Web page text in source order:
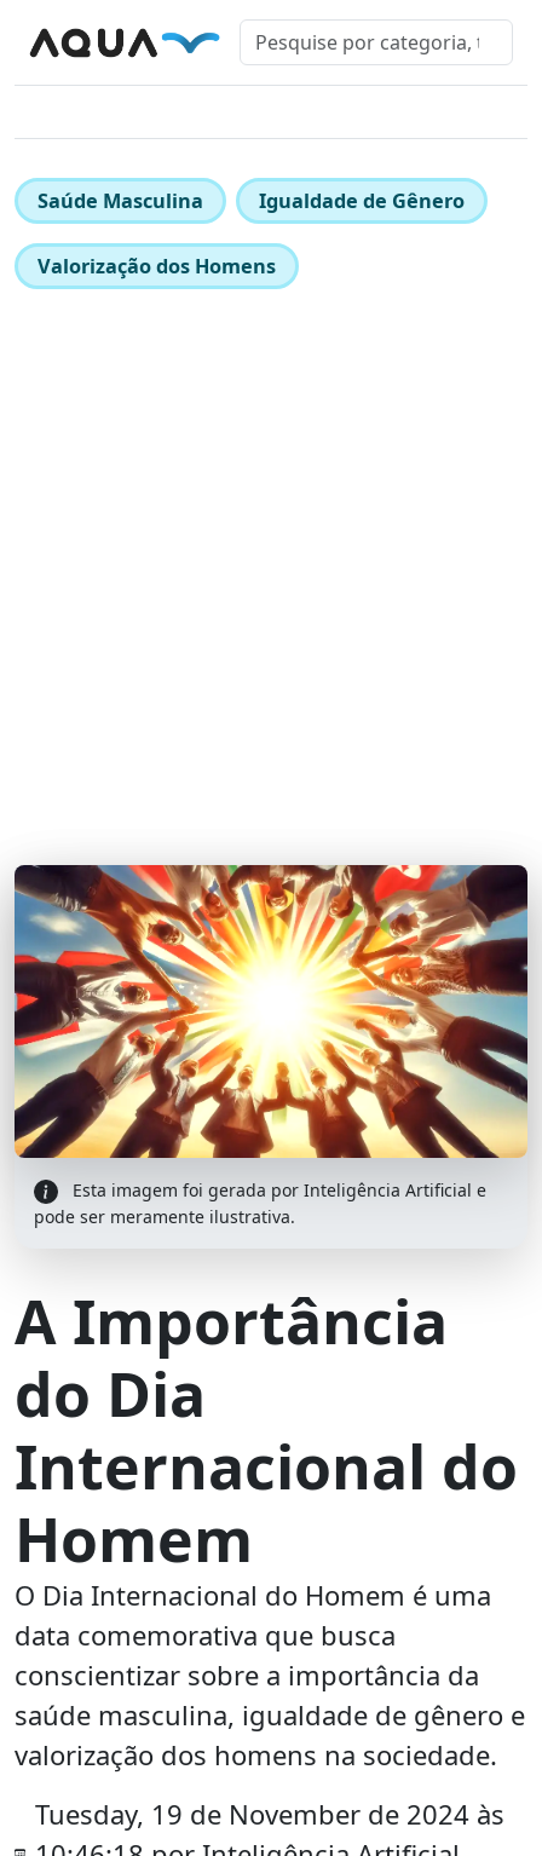
Saúde Masculina Igualdade de Gênero
Valorização dos Homens
Esta imagem foi gerada por Inteligência Artificial e
pode ser meramente ilustrativa.
A Importância
do Dia
Internacional do
Homem
O Dia Internacional do Homem é uma
data comemorativa que busca
conscientizar sobre a importância da
saúde masculina, igualdade de gênero e
valorização dos homens na sociedade.
Tuesday, 19 de November de 2024 às